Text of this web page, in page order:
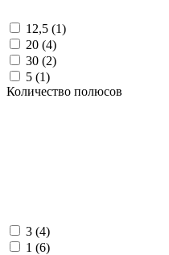
12,5 (1)
20 (4)
30 (2)
5 (1)
Количество полюсов
3 (4)
1 (6)